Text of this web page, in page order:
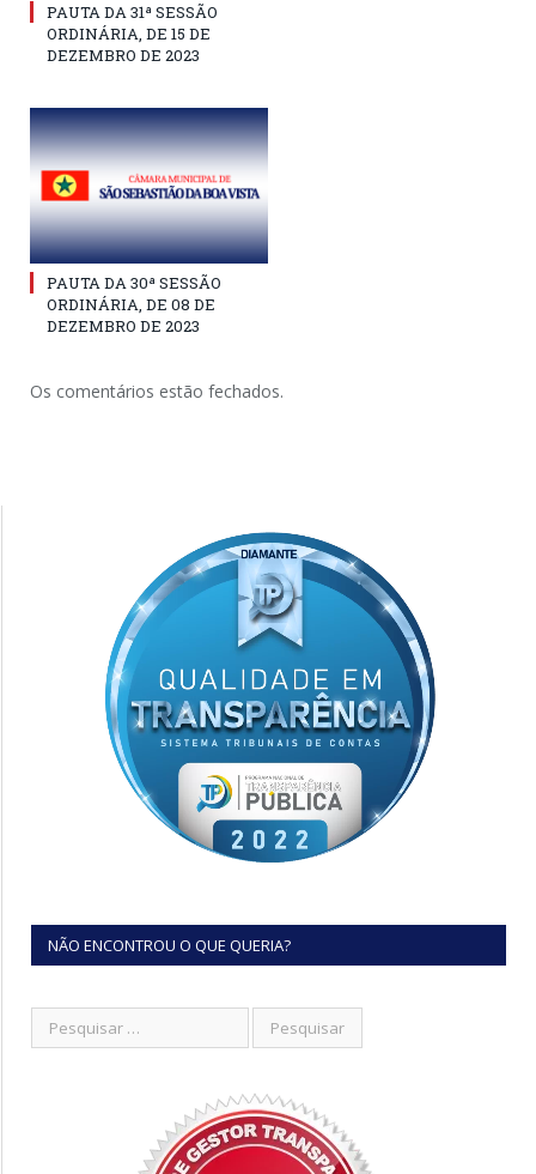
PAUTA DA 31ª SESSÃO
ORDINÁRIA, DE 15 DE
DEZEMBRO DE 2023
PAUTA DA 30ª SESSÃO
ORDINÁRIA, DE 08 DE
DEZEMBRO DE 2023
Os comentários estão fechados.
NÃO ENCONTROU O QUE QUERIA?